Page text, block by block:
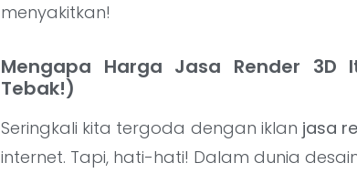
menyakitkan!
Mengapa Harga Jasa Render 3D
Tebak!)
Seringkali kita tergoda dengan iklan jasa
internet. Tapi, hati-hati! Dalam dunia